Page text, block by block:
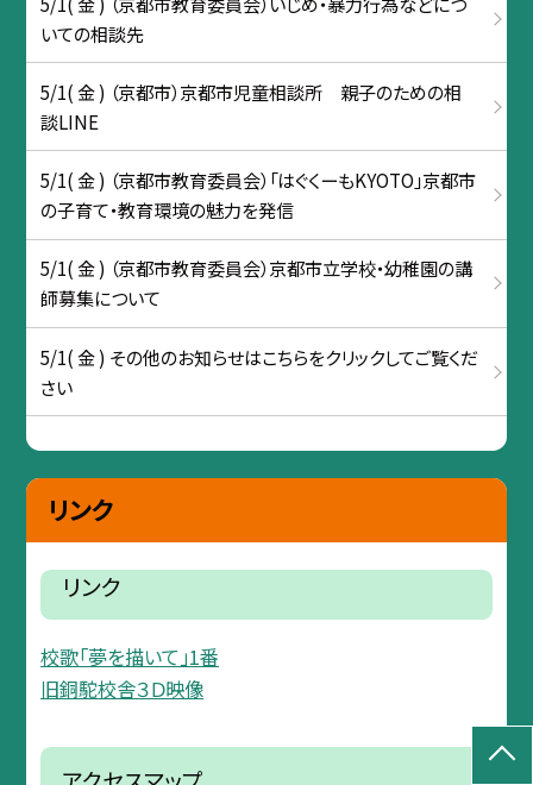
いての相談先
5/1( 金 ) （京都市）京都市児童相談所 親子のための相
談LINE
5/1( 金 ) （京都市教育委員会）「はぐくーもKYOTO」京都市
の子育て・教育環境の魅力を発信
5/1( 金 ) （京都市教育委員会）京都市立学校・幼稚園の講
師募集について
5/1( 金 ) その他のお知らせはこちらをクリックしてご覧くだ
さい
リンク
リンク
校歌「夢を描いて」1番
旧銅駝校舎３Ｄ映像